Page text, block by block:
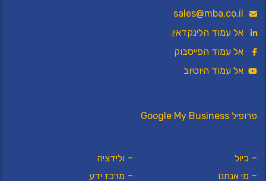
sales@mba.co.il
אל עמוד הלינקדאין
אל עמוד הפייסבוק
אל עמוד היוטיוב
פרופיל Google My Business
כיול
ולידציה
מי אנחנו
מרכז ידע